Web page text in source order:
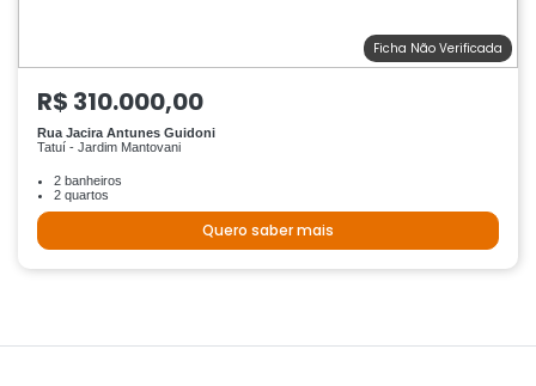
Ficha Não Verificada
R$ 310.000,00
Rua Jacira Antunes Guidoni
Tatuí - Jardim Mantovani
2 banheiros
2 quartos
Quero saber mais